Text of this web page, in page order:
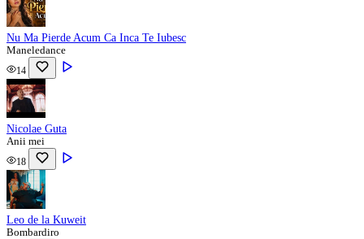
Nu Ma Pierde Acum Ca Inca Te Iubesc
Maneledance
14
Nicolae Guta
Anii mei
18
Leo de la Kuweit
Bombardiro